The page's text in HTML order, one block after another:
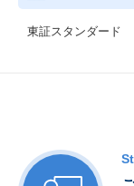
東証スタンダード